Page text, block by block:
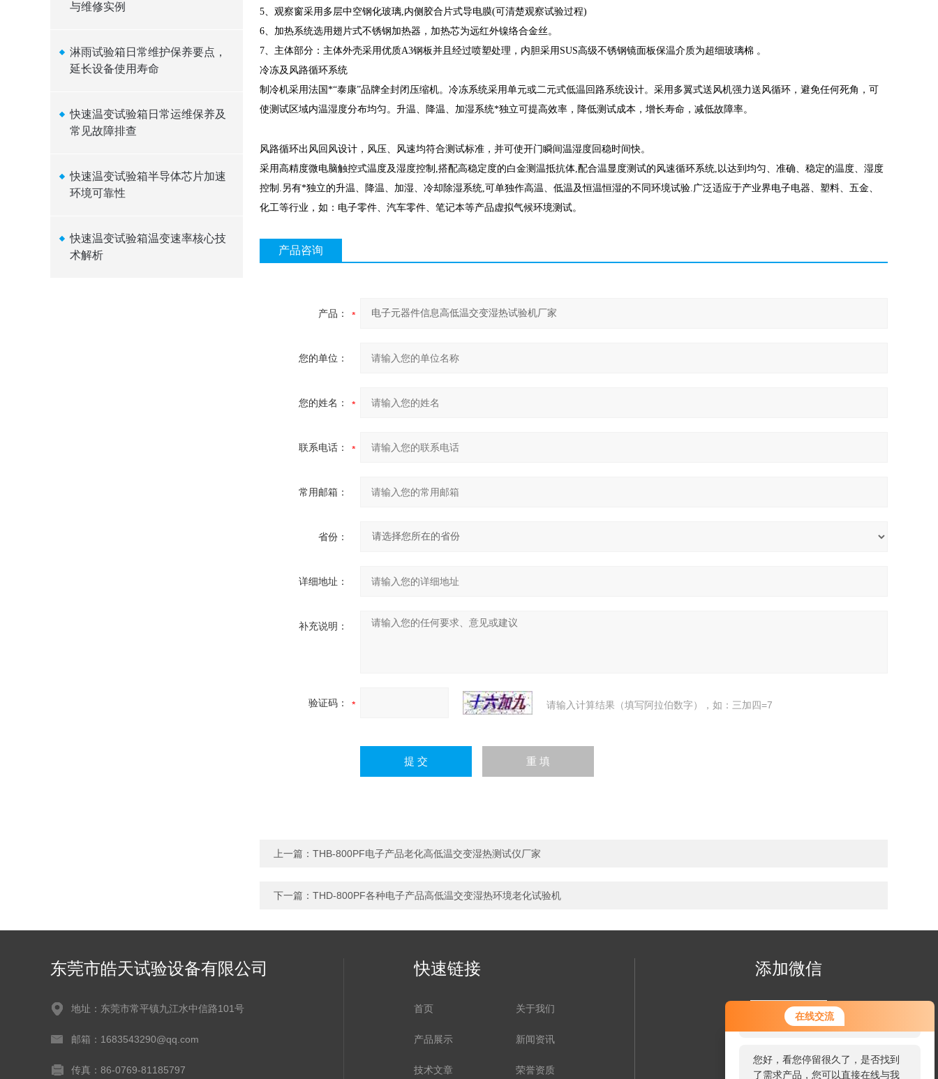
在线交流
您好！欢迎前来咨询，很高兴为您
服务，请问您要咨询什么问题呢？
您好，看您停留很久了，是否找到
了需求产品，您可以直接在线与我
与维修实例
淋雨试验箱日常维护保养要点，
延长设备使用寿命
快速温变试验箱日常运维保养及
常见故障排查
快速温变试验箱半导体芯片加速
环境可靠性
快速温变试验箱温变速率核心技
术解析
5、观察窗采用多层中空钢化玻璃,内侧胶合片式导电膜(可清楚观察试验过程)
6、加热系统选用翅片式不锈钢加热器，加热芯为远红外镍络合金丝。
7、主体部分：主体外壳采用优质A3钢板并且经过喷塑处理，内胆采用SUS高级不锈钢镜面板保温介质为超细玻璃棉 。
冷冻及风路循环系统
制冷机采用法国*“泰康”品牌全封闭压缩机。冷冻系统采用单元或二元式低温回路系统设计。采用多翼式送风机强力送风循环，避免任何死角，可
使测试区域内温湿度分布均匀。升温、降温、加湿系统*独立可提高效率，降低测试成本，增长寿命，减低故障率。
风路循环出风回风设计，风压、风速均符合测试标准，并可使开门瞬间温湿度回稳时间快。
采用高精度微电脑触控式温度及湿度控制,搭配高稳定度的白金测温抵抗体,配合温显度测试的风速循环系统,以达到均匀、准确、稳定的温度、湿度
控制.另有*独立的升温、降温、加湿、冷却除湿系统,可单独作高温、低温及恒温恒湿的不同环境试验.广泛适应于产业界电子电器、塑料、五金、
化工等行业，如：电子零件、汽车零件、笔记本等产品虚拟气候环境测试。
产品咨询
产品：
您的单位：
您的姓名：
联系电话：
常用邮箱：
省份：
详细地址：
补充说明：
验证码： 请输入计算结果（填写阿拉伯数字），如：三加四=7
上一篇： THB-800PF电子产品老化高低温交变湿热测试仪厂家
下一篇： THD-800PF各种电子产品高低温交变湿热环境老化试验机
东莞市皓天试验设备有限公司
地址：东莞市常平镇九江水中信路101号
邮箱：1683543290@qq.com
传真：86-0769-81185797
快速链接
首页 关于我们
产品展示 新闻资讯
技术文章 荣誉资质
添加微信